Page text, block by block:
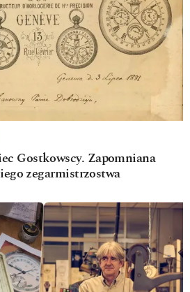
Gostkowscy. Zapomniana
zegarmistrzostwa